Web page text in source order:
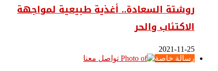
روشتة السعادة.. أغذية طبيعية لمواجهة
الاكتئاب والحر
2021-11-25
رسالة خاصة